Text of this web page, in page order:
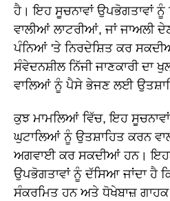
ਹੈ। ਇਹ ਸੂਚਨਾਵਾਂ ਉਪਭੋਗਤਾਵਾਂ ਨੂੰ
ਵਾਲੀਆਂ ਲਾਟਰੀਆਂ, ਜਾਂ ਜਾਅਲੀ
ਪੰਨਿਆਂ 'ਤੇ ਨਿਰਦੇਸ਼ਿਤ ਕਰ
ਸੰਵੇਦਨਸ਼ੀਲ ਨਿੱਜੀ ਜਾਣਕਾਰੀ ਦਾ
ਵਾਲਿਆਂ ਨੂੰ ਪੈਸੇ ਭੇਜਣ ਲਈ
ਕੁਝ ਮਾਮਲਿਆਂ ਵਿੱਚ, ਇਹ
ਘੁਟਾਲਿਆਂ ਨੂੰ ਉਤਸ਼ਾਹਿਤ ਕਰਨ
ਅਗਵਾਈ ਕਰ ਸਕਦੀਆਂ ਹਨ।
ਉਪਭੋਗਤਾਵਾਂ ਨੂੰ ਦੱਸਿਆ ਜਾਂਦਾ ਹੈ
ਸੰਕਰਮਿਤ ਹਨ ਅਤੇ ਧੋਖੇਬਾਜ਼